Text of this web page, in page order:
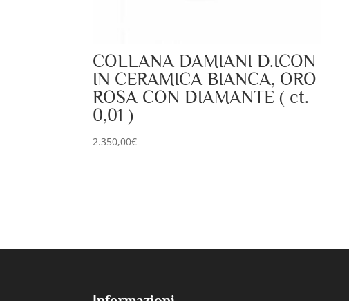
COLLANA DAMIANI D.ICON
IN CERAMICA BIANCA, ORO
ROSA CON DIAMANTE ( ct.
0,01 )
2.350,00€